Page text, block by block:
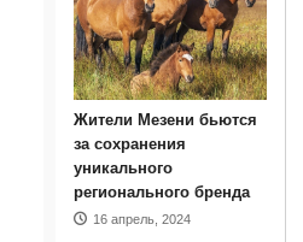
Жители Мезени бьются
за сохранения
уникального
регионального бренда
16 апрель, 2024